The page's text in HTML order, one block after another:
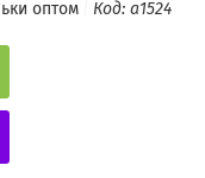
оптом Код: a1524